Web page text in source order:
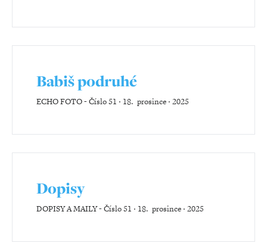
Babiš podruhé
ECHO FOTO-Číslo 51 ‧ 18. prosince ‧ 2025
Dopisy
DOPISY A MAILY-Číslo 51 ‧ 18. prosince ‧ 2025